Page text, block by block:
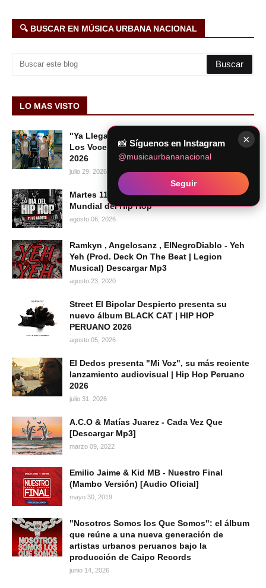
🔍 BUSCAR EN MÚSICA URBANA NACIONAL
LO MAS VISTO
"Ya Llegaron Los Voceros": el nuevo tema de
Los Voceros del Barrio | HIP HOP PERUANO
2026
julio 29, 2026
Martes 11 de agosto de 2026 se celebra el Día
Mundial del Hip Hop
agosto 06, 2026
Ramkyn , Angelosanz , ElNegroDiablo - Yeh
Yeh (Prod. Deck On The Beat | Legion
Musical) Descargar Mp3
agosto 23, 2020
Street El Bipolar Despierto presenta su
nuevo álbum BLACK CAT | HIP HOP
PERUANO 2026
agosto 05, 2026
El Dedos presenta "Mi Voz", su más reciente
lanzamiento audiovisual | Hip Hop Peruano
2026
julio 31, 2026
A.C.O & Matías Juarez - Cada Vez Que
[Descargar Mp3]
marzo 09, 2022
Emilio Jaime & Kid MB - Nuestro Final
(Mambo Versión) [Audio Oficial]
mayo 30, 2019
"Nosotros Somos los Que Somos": el álbum
que reúne a una nueva generación de
artistas urbanos peruanos bajo la
producción de Caipo Records
junio 14, 2026
×
📸 Síguenos en Instagram
@musicaurbananacional
Seguir